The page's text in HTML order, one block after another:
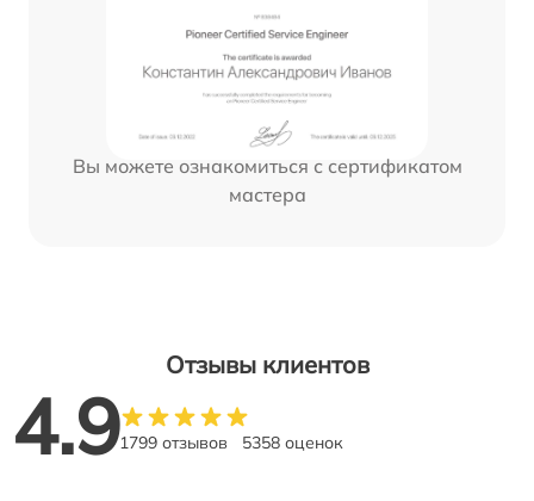
Вы можете ознакомиться с сертификатом
мастера
Отзывы клиентов
4.91799 отзывов 5358 оценок